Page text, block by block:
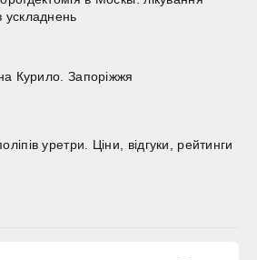
Курило. Запоріжжя
уретри. Ціни, відгуки, рейтинги